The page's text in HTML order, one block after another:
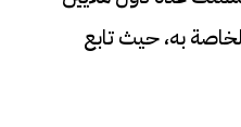
به، حيث تابع